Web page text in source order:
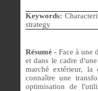
Keywords:
strategy
Résumé - Face à une
et dans le cadre
marché extérieur, la
connaître une
optimisation de